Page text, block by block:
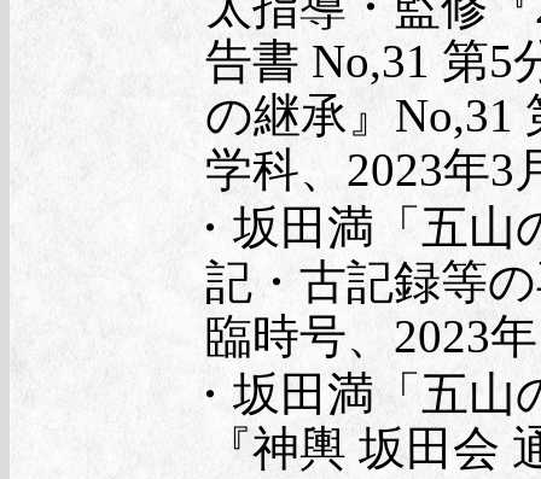
告書 No,31 第5
の継承』No,31
学科、2023年3
・坂田満「五
記・古記録等
臨時号、2023
・坂田満「五
『神輿 坂田会